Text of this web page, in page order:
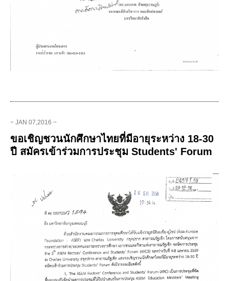
− JAN 07,2016 −
ขอเชิญชวนนักศึกษาไทยที่มีอายุระหว่าง 18-30
ปี สมัครเข้าร่วมการประชุม Students' Forum